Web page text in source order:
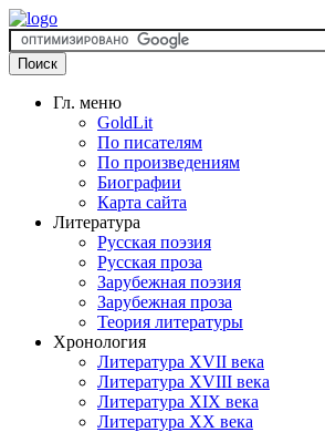
Гл. меню
GoldLit
По писателям
По произведениям
Биографии
Карта сайта
Литература
Русская поэзия
Русская проза
Зарубежная поэзия
Зарубежная проза
Теория литературы
Хронология
Литература XVII века
Литература XVIII века
Литература XIX века
Литература XX века